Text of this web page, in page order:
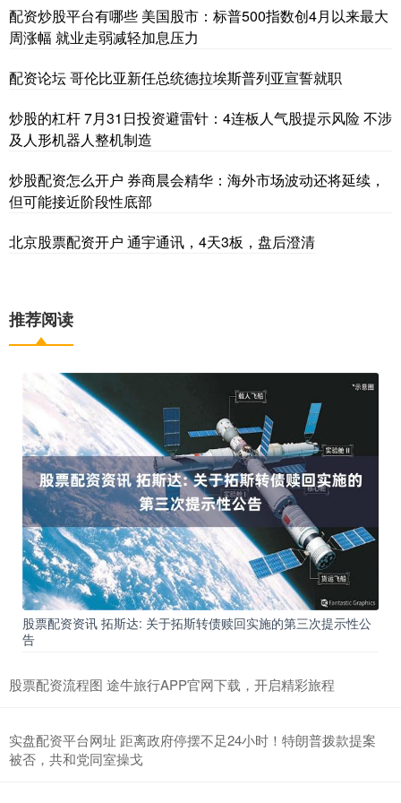
配资炒股平台有哪些 美国股市：标普500指数创4月以来最大
周涨幅 就业走弱减轻加息压力
配资论坛 哥伦比亚新任总统德拉埃斯普列亚宣誓就职
炒股的杠杆 7月31日投资避雷针：4连板人气股提示风险 不涉
及人形机器人整机制造
炒股配资怎么开户 券商晨会精华：海外市场波动还将延续，
但可能接近阶段性底部
北京股票配资开户 通宇通讯，4天3板，盘后澄清
推荐阅读
股票配资资讯 拓斯达: 关于拓斯转债赎回实施的第三次提示性公
告
股票配资流程图 途牛旅行APP官网下载，开启精彩旅程
实盘配资平台网址 距离政府停摆不足24小时！特朗普拨款提案
被否，共和党同室操戈